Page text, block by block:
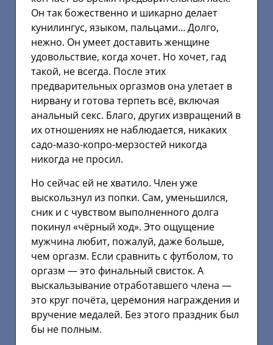
Он так божественно и шикарно делает
кунилингус, языком, пальцами… Долго,
нежно. Он умеет доставить женщине
удовольствие, когда хочет. Но хочет, гад
такой, не всегда. После этих
предварительных оргазмов она улетает в
нирвану и готова терпеть всё, включая
анальный секс. Благо, других извращений в
их отношениях не наблюдается, никаких
садо-мазо-копро-мерзостей никогда
никогда не просил.
Но сейчас ей не хватило. Член уже
выскользнул из попки. Сам, уменьшился,
сник и с чувством выполненного долга
покинул «чёрный ход». Это ощущение
мужчина любит, пожалуй, даже больше,
чем оргазм. Если сравнить с футболом, то
оргазм — это финальный свисток. А
выскальзывание отработавшего члена —
это круг почёта, церемония награждения и
вручение медалей. Без этого праздник был
бы не полным.